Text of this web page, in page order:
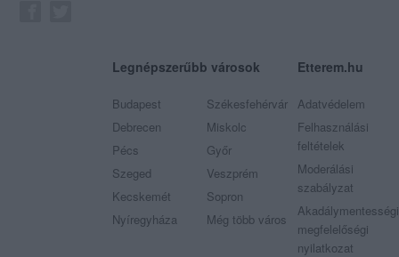
Legnépszerűbb városok
Budapest
Debrecen
Pécs
Szeged
Kecskemét
Nyíregyháza
Székesfehérvár
Miskolc
Győr
Veszprém
Sopron
Még több város
Etterem.hu
Adatvédelem
Felhasználási
feltételek
Moderálási
szabályzat
Akadálymentességi
megfelelőségi
nyilatkozat